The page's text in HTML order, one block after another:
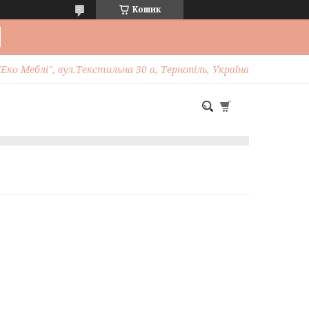
Кошик
Меблі", вул.Текстильна 30 а, Тернопіль, Україна